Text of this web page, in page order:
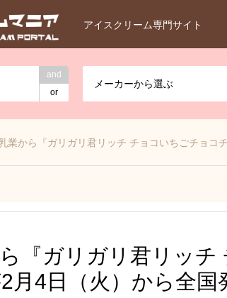
アイスクリーム専門サイト
and
or
メーカーから選ぶ
業から『ガリガリ君リッチ チョコいちごチョコ
『ガリガリ君リッチ
月4日（火）から全国